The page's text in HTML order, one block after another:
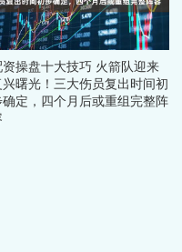
操盘十大技巧 火箭队迎来
曙光！三大伤员复出时间初
定，四个月后或重组完整阵